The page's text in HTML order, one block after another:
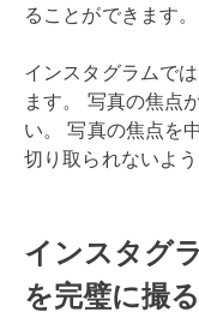
ることができます。
インスタグラムで
ます。 写真の焦点
い。 写真の焦点を
切り取られないよ
インスタグ
を完璧に撮